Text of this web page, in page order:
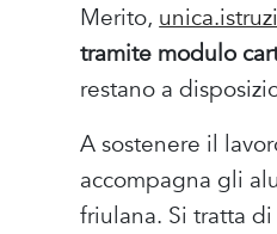
Merito,
tramite modulo
restano a
A sostenere il
accompagna gli
friulana. Si tratta